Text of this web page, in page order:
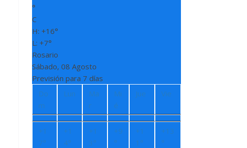
°
C
H:+16°
L:+7°
Rosario
Sábado, 08 Agosto
Previsión para 7 días
Do
m
Lun
Ma
r
Mi
é
Jue Vie
+1
7°
+1
4°
+1
3°
+9
°
+1
1°
+13
°